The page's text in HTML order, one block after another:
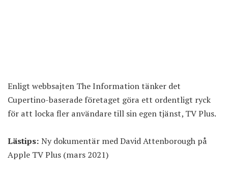
Enligt webbsajten The Informationtänker det
Cupertino-baserade företaget göra ett ordentligt ryck
för att locka fler användare till sin egen tjänst, TV Plus.
Lästips: Ny dokumentär med David Attenborough på
Apple TV Plus (mars 2021)